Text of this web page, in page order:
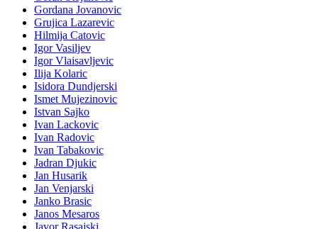
Gordana Jovanovic
Grujica Lazarevic
Hilmija Catovic
Igor Vasiljev
Igor Vlaisavljevic
Ilija Kolaric
Isidora Dundjerski
Ismet Mujezinovic
Istvan Sajko
Ivan Lackovic
Ivan Radovic
Ivan Tabakovic
Jadran Djukic
Jan Husarik
Jan Venjarski
Janko Brasic
Janos Mesaros
Javor Rasajski